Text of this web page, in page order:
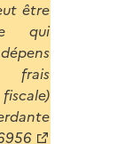
être
qui
frais